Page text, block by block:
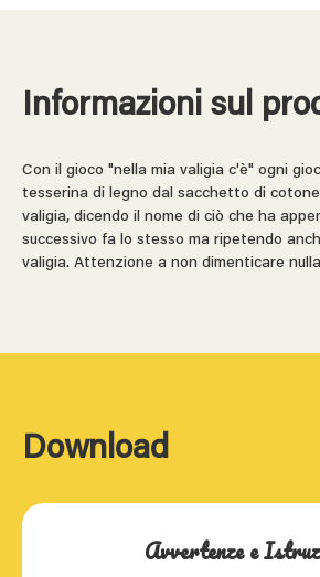
Informazioni sul
Con il gioco "nella mia valigia c'è" ogni
tesserina di legno dal sacchetto di
valigia, dicendo il nome di ciò che ha
successivo fa lo stesso ma ripetendo
valigia. Attenzione a non dimenticare
Download
Avvertenze e